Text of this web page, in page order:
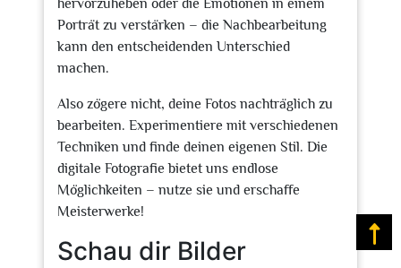
hervorzuheben oder die Emotionen in einem
Porträt zu verstärken – die Nachbearbeitung
kann den entscheidenden Unterschied
machen.
Also zögere nicht, deine Fotos nachträglich zu
bearbeiten. Experimentiere mit verschiedenen
Techniken und finde deinen eigenen Stil. Die
digitale Fotografie bietet uns endlose
Möglichkeiten – nutze sie und erschaffe
Meisterwerke!
Schau dir Bilder